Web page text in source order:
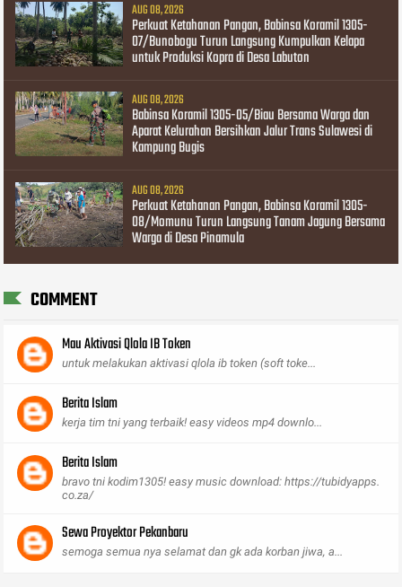
AUG 08, 2026
Perkuat Ketahanan Pangan, Babinsa Koramil 1305-
07/Bunobogu Turun Langsung Kumpulkan Kelapa
untuk Produksi Kopra di Desa Labuton
AUG 08, 2026
Babinsa Koramil 1305-05/Biau Bersama Warga dan
Aparat Kelurahan Bersihkan Jalur Trans Sulawesi di
Kampung Bugis
AUG 08, 2026
Perkuat Ketahanan Pangan, Babinsa Koramil 1305-
08/Momunu Turun Langsung Tanam Jagung Bersama
Warga di Desa Pinamula
COMMENT
Mau Aktivasi Qlola IB Token
untuk melakukan aktivasi qlola ib token (soft toke...
Berita Islam
kerja tim tni yang terbaik! easy videos mp4 downlo...
Berita Islam
bravo tni kodim1305! easy music download: https://tubidyapps.
co.za/
Sewa Proyektor Pekanbaru
semoga semua nya selamat dan gk ada korban jiwa, a...